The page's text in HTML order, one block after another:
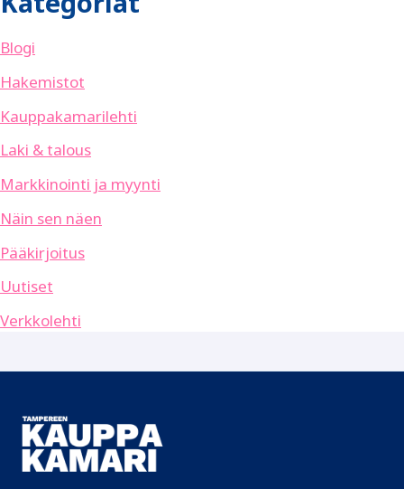
Blogi
Hakemistot
Kauppakamarilehti
Laki & talous
Markkinointi ja myynti
Näin sen näen
Pääkirjoitus
Uutiset
Verkkolehti